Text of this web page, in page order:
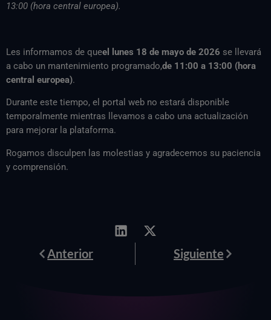
13:00 (hora central europea).
Les informamos de queel lunes 18 de mayo de 2026 se llevará
a cabo un mantenimiento programado,de 11:00 a 13:00 (hora
central europea).
Durante este tiempo, el portal web no estará disponible
temporalmente mientras llevamos a cabo una actualización
para mejorar la plataforma.
Rogamos disculpen las molestias y agradecemos su paciencia
y comprensión.
Anterior
Anterior SiguienteSiguiente